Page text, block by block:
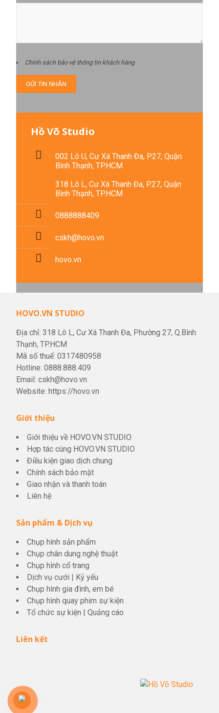
Chính sách bảo vệ thông tin khách hàng
Hồ Võ Studio
002 Lô U, Cư Xá Thanh Đa, P.27, Quận
Bình Thạnh, TP.HCM
318 Lô L, Cư Xá Thanh Đa, P.27, Quận
Bình Thạnh, TP.HCM
0888888409
cskh@hovo.vn
hovo.vn
HOVO.VN STUDIO
Địa chỉ: 318 Lô L, Cư Xá Thanh Đa, Phường 27, Q.Bình
Thạnh, TP.HCM
Mã số thuế: 0317480958
Hotline: 0888.888.409
Email: cskh@hovo.vn
Website: https://hovo.vn
Giới thiệu
Giới thiệu về HOVO.VN STUDIO
Hợp tác cùng HOVO.VN STUDIO
Điều kiện giao dịch chung
Chính sách bảo mật
Giao nhận và thanh toán
Liên hệ
Sản phẩm & Dịch vụ
Chụp hình sản phẩm
Chụp chân dung nghệ thuật
Chụp hình cổ trang
Dịch vụ cưới
Kỷ yếu
Chụp hình gia đình, em bé
Chụp hình quay phim sự kiện
Tổ chức sự kiện
Quảng cáo
Liên kết